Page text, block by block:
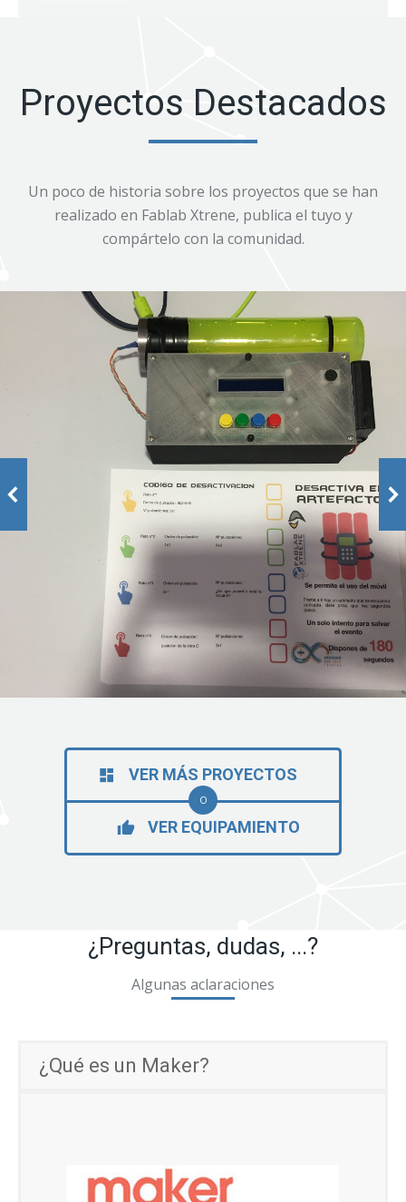
Proyectos Destacados
Un poco de historia sobre los proyectos que se han
realizado en Fablab Xtrene, publica el tuyo y
compártelo con la comunidad.
Fabricación digital Impresión 3D Proyectos
VER MÁS PROYECTOS
O
VER EQUIPAMIENTO
¿Preguntas, dudas, ...?
Algunas aclaraciones
¿Qué es un Maker?